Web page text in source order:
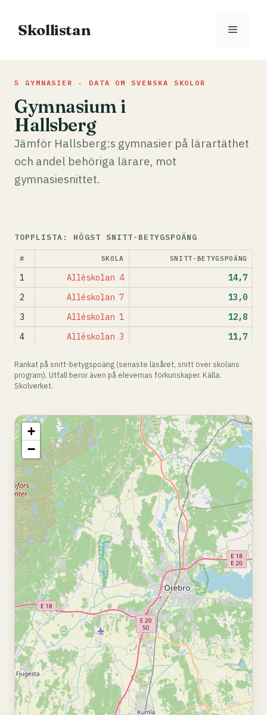
innehåll
Skollistan Meny
5 GYMNASIER · DATA OM SVENSKA SKOLOR
Gymnasium i
Hallsberg
Jämför Hallsberg:s gymnasier på lärartäthet
och andel behöriga lärare, mot
gymnasiesnittet.
TOPPLISTA: HÖGST SNITT-BETYGSPOÄNG
# SKOLA SNITT-BETYGSPOÄNG
1 Alléskolan 4
14,7
2
Alléskolan 7
13,0
3
Alléskolan 1
12,8
4
Alléskolan 3 11,7
Rankat på snitt-betygspoäng (senaste läsåret, snitt över skolans
program). Utfall beror även på elevernas förkunskaper. Källa:
Skolverket.
+
−